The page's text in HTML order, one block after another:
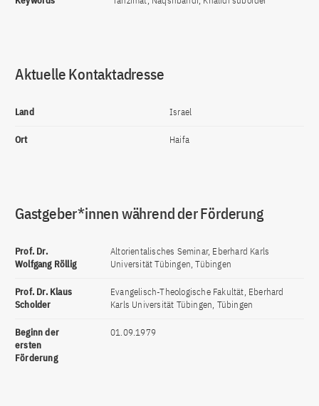
Aktuelle Kontaktadresse
Land Israel
Ort Haifa
Gastgeber*innen während der Förderung
Prof. Dr.
Wolfgang Röllig
Altorientalisches Seminar, Eberhard Karls
Universität Tübingen, Tübingen
Prof. Dr. Klaus
Scholder
Evangelisch-Theologische Fakultät, Eberhard
Karls Universität Tübingen, Tübingen
Beginn der
ersten
Förderung
01.09.1979